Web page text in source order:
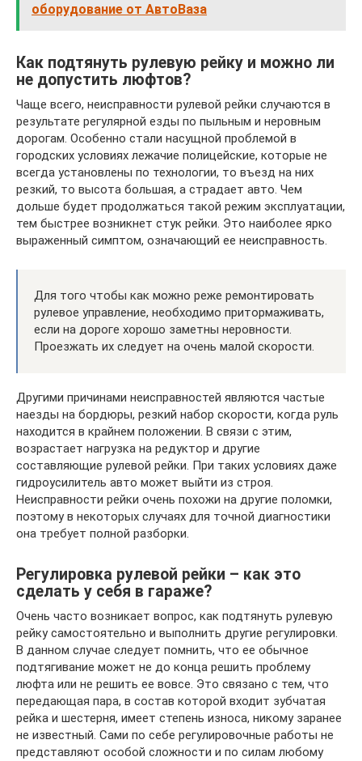
оборудование от АвтоВаза
Как подтянуть рулевую рейку и можно ли
не допустить люфтов?
Чаще всего, неисправности рулевой рейки случаются в
результате регулярной езды по пыльным и неровным
дорогам. Особенно стали насущной проблемой в
городских условиях лежачие полицейские, которые не
всегда установлены по технологии, то въезд на них
резкий, то высота большая, а страдает авто. Чем
дольше будет продолжаться такой режим эксплуатации,
тем быстрее возникнет стук рейки. Это наиболее ярко
выраженный симптом, означающий ее неисправность.
Для того чтобы как можно реже ремонтировать
рулевое управление, необходимо притормаживать,
если на дороге хорошо заметны неровности.
Проезжать их следует на очень малой скорости.
Другими причинами неисправностей являются частые
наезды на бордюры, резкий набор скорости, когда руль
находится в крайнем положении. В связи с этим,
возрастает нагрузка на редуктор и другие
составляющие рулевой рейки. При таких условиях даже
гидроусилитель авто может выйти из строя.
Неисправности рейки очень похожи на другие поломки,
поэтому в некоторых случаях для точной диагностики
она требует полной разборки.
Регулировка рулевой рейки – как это
сделать у себя в гараже?
Очень часто возникает вопрос, как подтянуть рулевую
рейку самостоятельно и выполнить другие регулировки.
В данном случае следует помнить, что ее обычное
подтягивание может не до конца решить проблему
люфта или не решить ее вовсе. Это связано с тем, что
передающая пара, в состав которой входит зубчатая
рейка и шестерня, имеет степень износа, никому заранее
не известный. Сами по себе регулировочные работы не
представляют особой сложности и по силам любому